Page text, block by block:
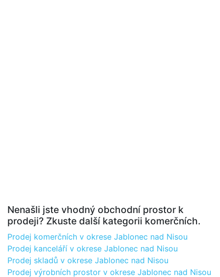
Nenašli jste vhodný obchodní prostor k
prodeji? Zkuste další kategorii komerčních.
Prodej komerčních v okrese Jablonec nad Nisou
Prodej kanceláří v okrese Jablonec nad Nisou
Prodej skladů v okrese Jablonec nad Nisou
Prodej výrobních prostor v okrese Jablonec nad Nisou